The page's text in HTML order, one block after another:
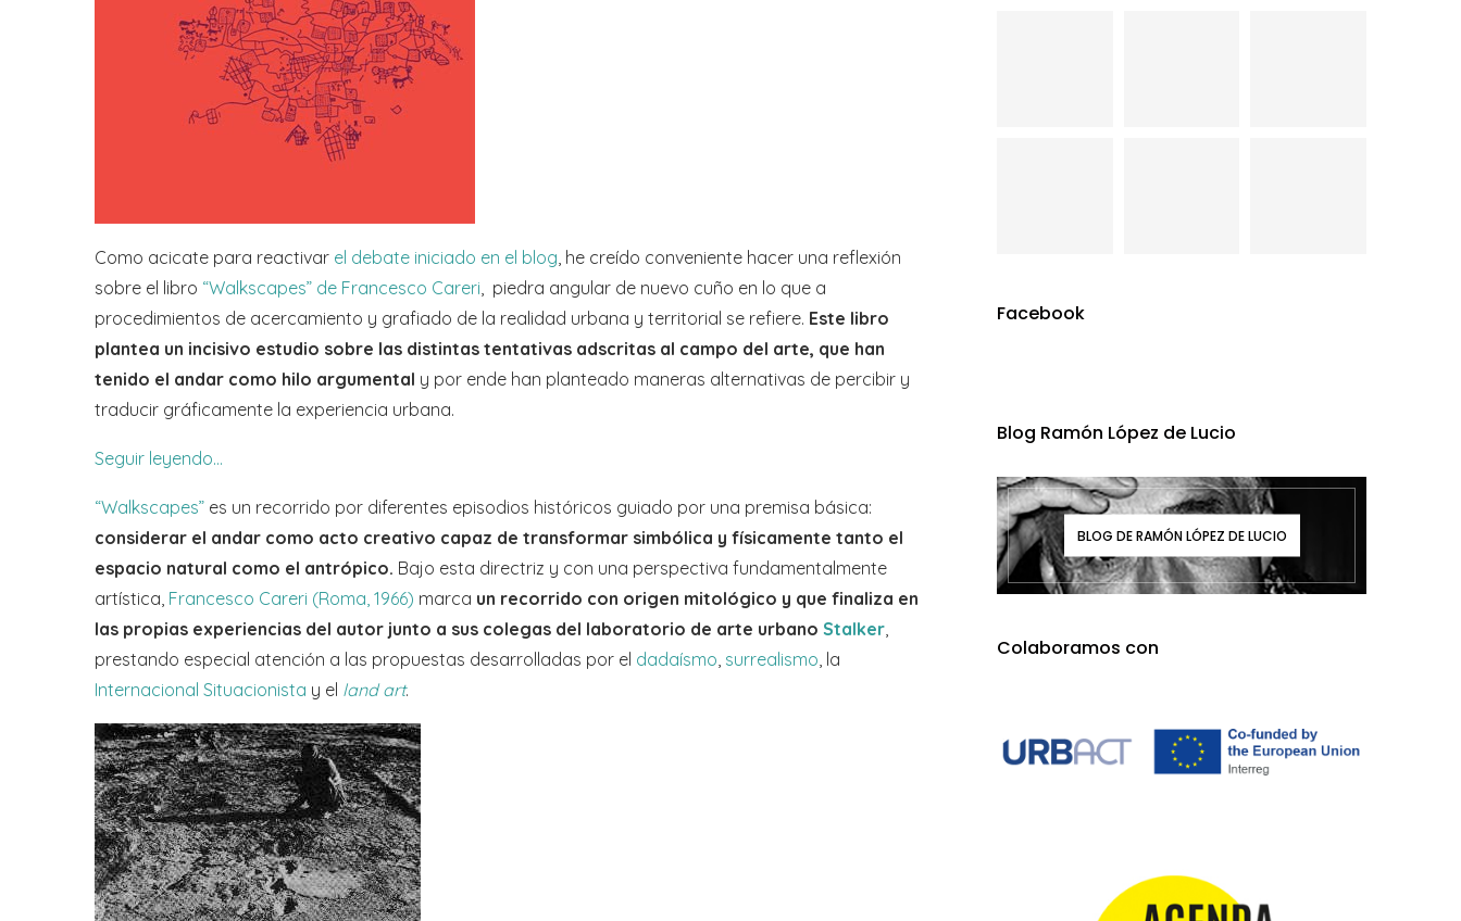
Como acicate para reactivar el debate iniciado en el blog , he creído conveniente hacer una reflexión
sobre el libro “Walkscapes” de Francesco Careri , piedra angular de nuevo cuño en lo que a
procedimientos de acercamiento y grafiado de la realidad urbana y territorial se refiere. Este libro
plantea un incisivo estudio sobre las distintas tentativas adscritas al campo del arte, que han
tenido el andar como hilo argumental y por ende han planteado maneras alternativas de percibir y
traducir gráficamente la experiencia urbana.
Seguir leyendo…
“Walkscapes” es un recorrido por diferentes episodios históricos guiado por una premisa básica:
considerar el andar como acto creativo capaz de transformar simbólica y físicamente tanto el
espacio natural como el antrópico. Bajo esta directriz y con una perspectiva fundamentalmente
artística, Francesco Careri (Roma, 1966) marca un recorrido con origen mitológico y que finaliza en
las propias experiencias del autor junto a sus colegas del laboratorio de arte urbano Stalker
prestando especial atención a las propuestas desarrolladas por el dadaísmo surrealismo , la
Internacional Situacionista y el land art.
Facebook
Blog Ramón López de Lucio
BLOG DE RAMÓN LÓPEZ DE LUCIO
Colaboramos con